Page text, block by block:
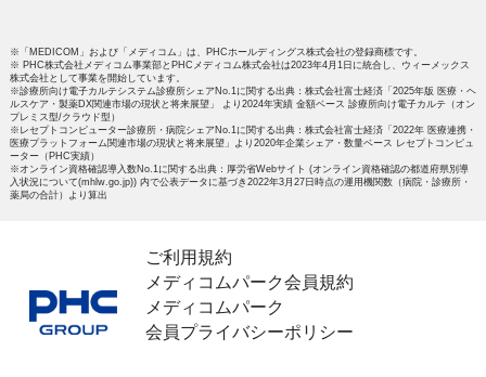
※「MEDICOM」および「メディコム」は、PHCホールディングス株式会社の登録商標です。
※ PHC株式会社メディコム事業部とPHCメディコム株式会社は2023年4月1日に統合し、ウィーメックス
株式会社として事業を開始しています。
※診療所向け電子カルテシステム診療所シェアNo.1に関する出典：株式会社富士経済「2025年版 医療・ヘ
ルスケア・製薬DX関連市場の現状と将来展望」 より2024年実績 金額ベース 診療所向け電子カルテ（オン
プレミス型/クラウド型）
※レセプトコンピューター診療所・病院シェアNo.1に関する出典：株式会社富士経済「2022年 医療連携・
医療プラットフォーム関連市場の現状と将来展望」より2020年企業シェア・数量ベース レセプトコンピュ
ーター（PHC実績）
※オンライン資格確認導入数No.1に関する出典：厚労省Webサイト (オンライン資格確認の都道府県別導
入状況について(mhlw.go.jp)) 内で公表データに基づき2022年3月27日時点の運用機関数（病院・診療所・
薬局の合計）より算出
ご利用規約
メディコムパーク会員規約
メディコムパーク
会員プライバシーポリシー